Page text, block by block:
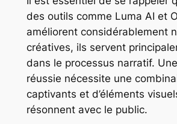
des outils comme Luma AI et
améliorent considérablement
créatives, ils servent
dans le processus narratif.
réussie nécessite une
captivants et d’éléments
résonnent avec le public.